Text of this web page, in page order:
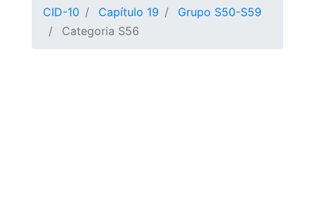
CID-10 Capítulo 19
Grupo S50-S59
Categoria S56